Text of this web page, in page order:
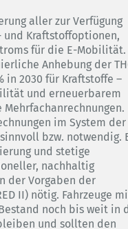
aller zur Verfügung
Kraftstoffoptionen,
für die E-Mobilität.
Anhebung der
in 2030 für Kraftstoffe –
und erneuerbarem
Mehrfachanrechnungen.
im System der
bzw. notwendig.
und stetige
nachhaltig
der Vorgaben der
II) nötig. Fahrzeuge
noch bis weit in
und sollten den